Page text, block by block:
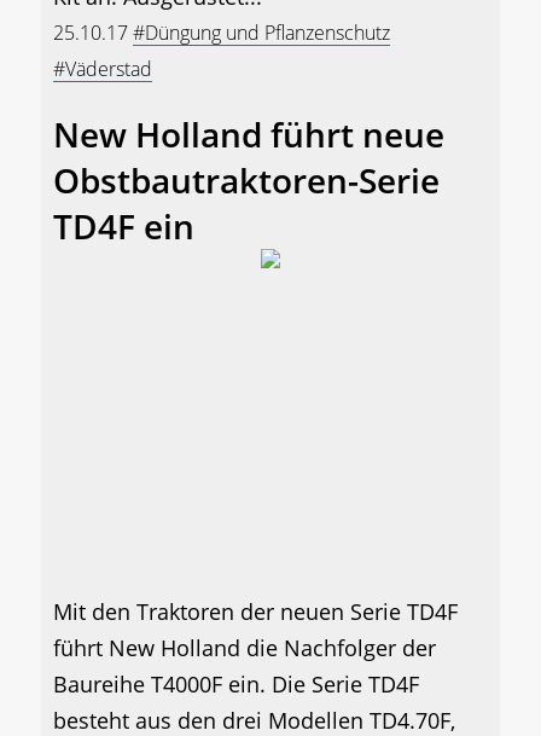
25.10.17#Düngung und Pflanzenschutz
#Väderstad
New Holland führt neue
Obstbautraktoren-Serie
TD4F ein
Mit den Traktoren der neuen Serie TD4F
führt New Holland die Nachfolger der
Baureihe T4000F ein. Die Serie TD4F
besteht aus den drei Modellen TD4.70F,